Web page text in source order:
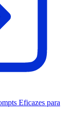
Eficazes para